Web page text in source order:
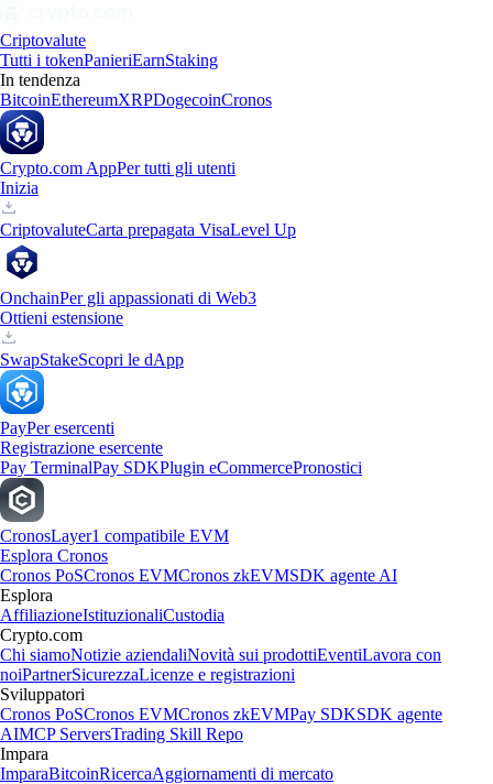
Criptovalute
Tutti i tokenPanieriEarnStaking
In tendenza
BitcoinEthereumXRPDogecoinCronos
Crypto.com AppPer tutti gli utenti
Inizia
CriptovaluteCarta prepagata VisaLevel Up
OnchainPer gli appassionati di Web3
Ottieni estensione
SwapStakeScopri le dApp
PayPer esercenti
Registrazione esercente
Pay TerminalPay SDKPlugin eCommercePronostici
CronosLayer1 compatibile EVM
Esplora Cronos
Cronos PoSCronos EVMCronos zkEVMSDK agente AI
Esplora
AffiliazioneIstituzionaliCustodia
Crypto.com
Chi siamoNotizie aziendaliNovità sui prodottiEventiLavora con
noiPartnerSicurezzaLicenze e registrazioni
Sviluppatori
Cronos PoSCronos EVMCronos zkEVMPay SDKSDK agente
AIMCP ServersTrading Skill Repo
Impara
ImparaBitcoinRicercaAggiornamenti di mercato